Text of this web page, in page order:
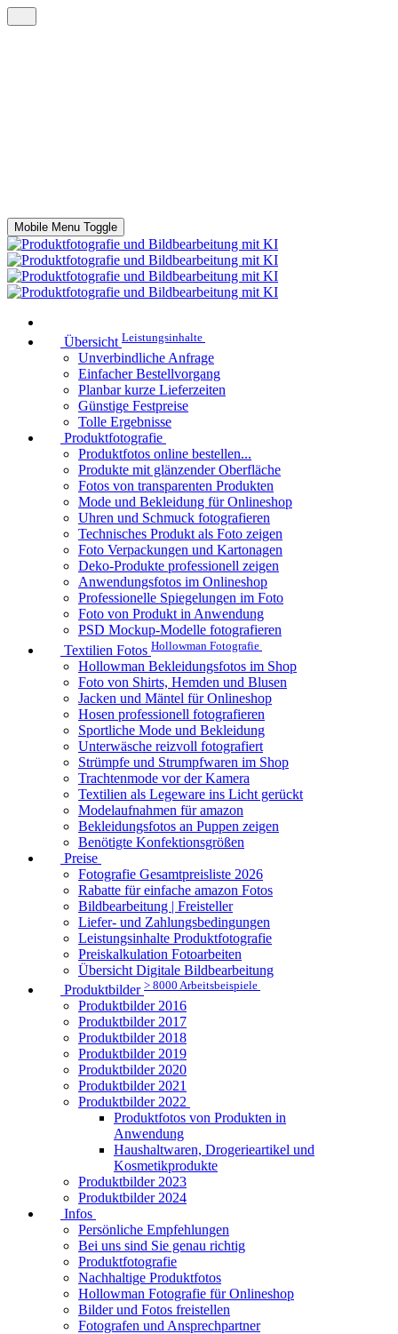
Mobile Menu Toggle
Übersicht Leistungsinhalte
Unverbindliche Anfrage
Einfacher Bestellvorgang
Planbar kurze Lieferzeiten
Günstige Festpreise
Tolle Ergebnisse
Produktfotografie
Produktfotos online bestellen...
Produkte mit glänzender Oberfläche
Fotos von transparenten Produkten
Mode und Bekleidung für Onlineshop
Uhren und Schmuck fotografieren
Technisches Produkt als Foto zeigen
Foto Verpackungen und Kartonagen
Deko-Produkte professionell zeigen
Anwendungsfotos im Onlineshop
Professionelle Spiegelungen im Foto
Foto von Produkt in Anwendung
PSD Mockup-Modelle fotografieren
Textilien Fotos Hollowman Fotografie
Hollowman Bekleidungsfotos im Shop
Foto von Shirts, Hemden und Blusen
Jacken und Mäntel für Onlineshop
Hosen professionell fotografieren
Sportliche Mode und Bekleidung
Unterwäsche reizvoll fotografiert
Strümpfe und Strumpfwaren im Shop
Trachtenmode vor der Kamera
Textilien als Legeware ins Licht gerückt
Modelaufnahmen für amazon
Bekleidungsfotos an Puppen zeigen
Benötigte Konfektionsgrößen
Preise
Fotografie Gesamtpreisliste 2026
Rabatte für einfache amazon Fotos
Bildbearbeitung | Freisteller
Liefer- und Zahlungsbedingungen
Leistungsinhalte Produktfotografie
Preiskalkulation Fotoarbeiten
Übersicht Digitale Bildbearbeitung
Produktbilder > 8000 Arbeitsbeispiele
Produktbilder 2016
Produktbilder 2017
Produktbilder 2018
Produktbilder 2019
Produktbilder 2020
Produktbilder 2021
Produktbilder 2022
Produktfotos von Produkten in
Anwendung
Haushaltwaren, Drogerieartikel und
Kosmetikprodukte
Produktbilder 2023
Produktbilder 2024
Infos
Persönliche Empfehlungen
Bei uns sind Sie genau richtig
Produktfotografie
Nachhaltige Produktfotos
Hollowman Fotografie für Onlineshop
Bilder und Fotos freistellen
Fotografen und Ansprechpartner